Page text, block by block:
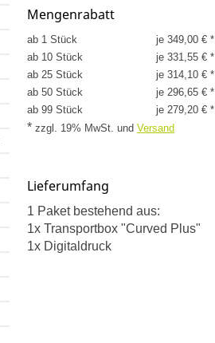
Mengenrabatt
ab 1 Stück
je 349,00 € *
ab 10 Stück
je 331,55 € *
ab 25 Stück
je 314,10 € *
ab 50 Stück
je 296,65 € *
ab 99 Stück
je 279,20 € *
* zzgl. 19% MwSt. und Versand
Lieferumfang
1 Paket bestehend aus:
1x Transportbox "Curved Plus"
1x Digitaldruck